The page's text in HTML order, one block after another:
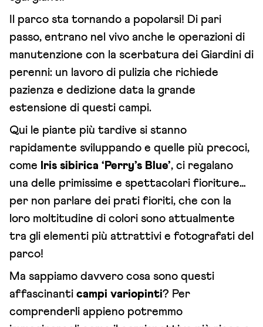
Il parco sta tornando a popolarsi! Di pari
passo, entrano nel vivo anche le operazioni di
manutenzione con la scerbatura dei Giardini di
perenni: un lavoro di pulizia che richiede
pazienza e dedizione data la grande
estensione di questi campi.
Qui le piante più tardive si stanno
rapidamente sviluppando e quelle più precoci,
come Iris sibirica ‘Perry’s Blue’, ci regalano
una delle primissime e spettacolari fioriture…
per non parlare dei prati fioriti, che con la
loro moltitudine di colori sono attualmente
tra gli elementi più attrattivi e fotografati del
parco!
Ma sappiamo davvero cosa sono questi
affascinanti campi variopinti? Per
comprenderli appieno potremmo